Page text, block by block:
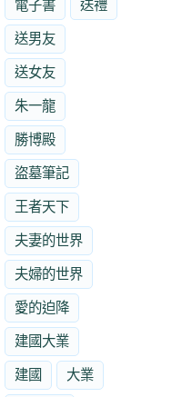
電子書 送禮
送男友
送女友
朱一龍
勝博殿
盜墓筆記
王者天下
夫妻的世界
夫婦的世界
愛的迫降
建國大業
建國 大業